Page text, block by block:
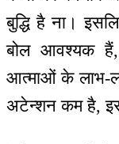
बुद्धि है ना।
बोल आवश्यक
आत्माओं के लाभ-
अटेन्शन कम है,